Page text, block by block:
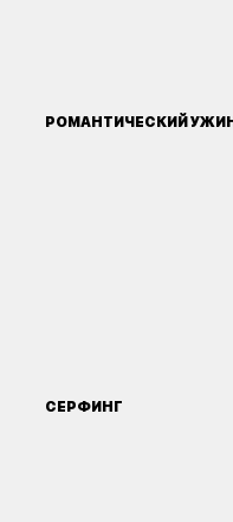
РОМАНТИЧЕСКИЙ УЖИН
СЕРФИНГ